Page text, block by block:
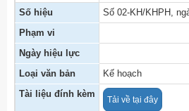
Số hiệu
Số 02-KH/KHPH,
Phạm vi
Ngày hiệu lực
Loại văn bản
Kế hoạch
Tài liệu đính kèm
Tải về tại đây